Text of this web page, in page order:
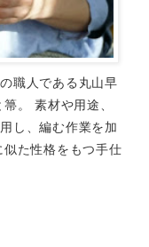
職人である丸山早
。 素材や用途、
し、編む作業を加
た性格をもつ手仕